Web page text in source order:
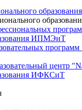
образования
ИПМЭиТ
центр
ИФКСиТ